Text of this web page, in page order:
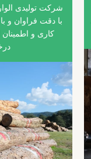
شرکت تولیدی
با دقت فراوان و
کاری و اطمینان